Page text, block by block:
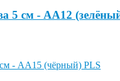
5 см - АА12